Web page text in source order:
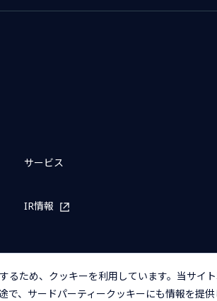
サービス
IR情報
るため、クッキーを利用しています。当サ
で、サードパーティークッキーにも情報を